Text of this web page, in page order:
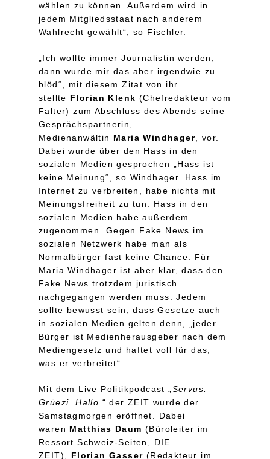
wählen zu können. Außerdem wird in
jedem Mitgliedsstaat nach anderem
Wahlrecht gewählt“, so Fischler.
„Ich wollte immer Journalistin werden,
dann wurde mir das aber irgendwie zu
blöd“, mit diesem Zitat von ihr
stellte Florian Klenk (Chefredakteur vom
Falter) zum Abschluss des Abends seine
Gesprächspartnerin,
Medienanwältin Maria Windhager , vor.
Dabei wurde über den Hass in den
sozialen Medien gesprochen „Hass ist
keine Meinung“, so Windhager. Hass im
Internet zu verbreiten, habe nichts mit
Meinungsfreiheit zu tun. Hass in den
sozialen Medien habe außerdem
zugenommen. Gegen Fake News im
sozialen Netzwerk habe man als
Normalbürger fast keine Chance. Für
Maria Windhager ist aber klar, dass den
Fake News trotzdem juristisch
nachgegangen werden muss. Jedem
sollte bewusst sein, dass Gesetze auch
in sozialen Medien gelten denn, „jeder
Bürger ist Medienherausgeber nach dem
Mediengesetz und haftet voll für das,
was er verbreitet“.
Mit dem Live Politikpodcast „ Servus.
Grüezi. Hallo .“ der ZEIT wurde der
Samstagmorgen eröffnet. Dabei
waren Matthias Daum (Büroleiter im
Ressort Schweiz-Seiten, DIE
ZEIT), Florian Gasser (Redakteur im